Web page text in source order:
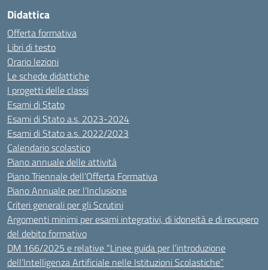
Didattica
Offerta formativa
Libri di testo
Orario lezioni
Le schede didattiche
I progetti delle classi
Esami di Stato
Esami di Stato a.s. 2023-2024
Esami di Stato a.s. 2022/2023
Calendario scolastico
Piano annuale delle attività
Piano Triennale dell’Offerta Formativa
Piano Annuale per l’Inclusione
Criteri generali per gli Scrutini
Argomenti minimi per esami integrativi, di idoneità e di recupero
del debito formativo
DM 166/2025 e relative “Linee guida per l’introduzione
dell’Intelligenza Artificiale nelle Istituzioni Scolastiche”